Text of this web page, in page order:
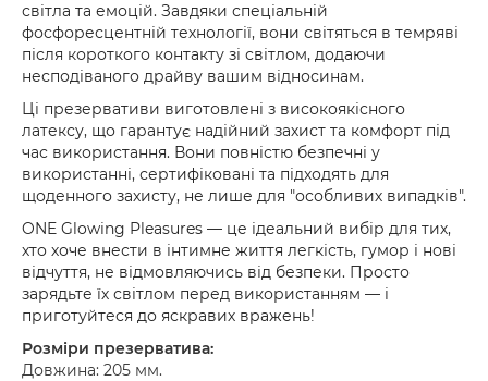
світла та емоцій. Завдяки спеціальній
фосфоресцентній технології, вони світяться в темряві
після короткого контакту зі світлом, додаючи
несподіваного драйву вашим відносинам.
Ці презервативи виготовлені з високоякісного
латексу, що гарантує надійний захист та комфорт під
час використання. Вони повністю безпечні у
використанні, сертифіковані та підходять для
щоденного захисту, не лише для "особливих випадків".
ONE Glowing Pleasures — це ідеальний вибір для тих,
хто хоче внести в інтимне життя легкість, гумор і нові
відчуття, не відмовляючись від безпеки. Просто
зарядьте їх світлом перед використанням — і
приготуйтеся до яскравих вражень!
Розміри презерватива:
Довжина: 205 мм.